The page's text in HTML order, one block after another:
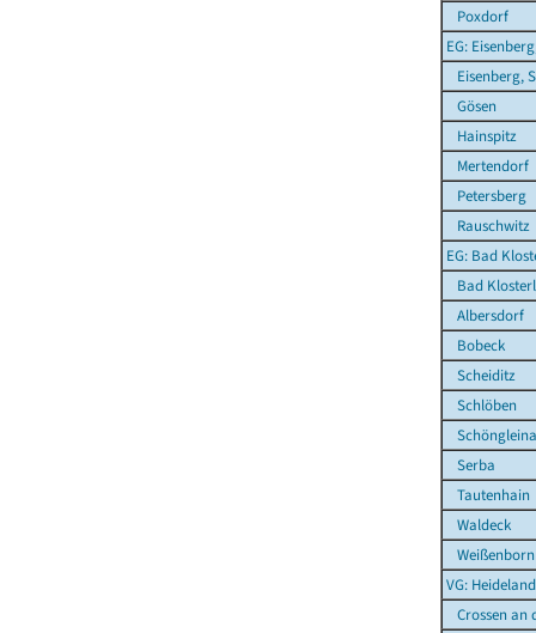
Poxdorf
EG:
Eisenberg,
Gösen
Hainspitz
Mertendorf
Petersberg
Rauschwitz
EG: Bad
Bad
Albersdorf
Bobeck
Scheiditz
Schlöben
Schöngleina
Serba
Tautenhain
Waldeck
Weißenborn
VG:
Crossen an